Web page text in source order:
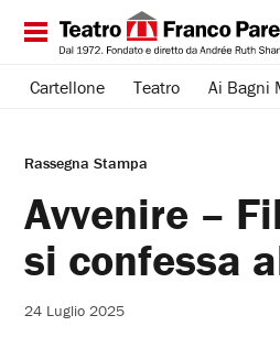
Cartellone Teatro Ai Bagni
Rassegna Stampa
Avvenire –
si confessa
24 Luglio 2025